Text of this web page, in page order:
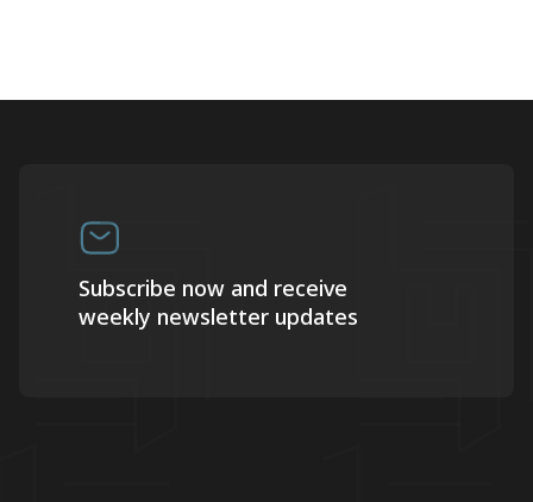
Subscribe now and receive
weekly newsletter updates